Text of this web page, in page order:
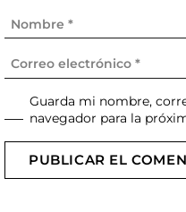
Guarda mi nombre,
navegador para la
PUBLICAR EL